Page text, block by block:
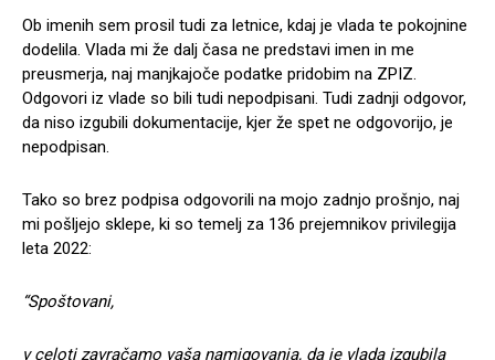
Ob imenih sem prosil tudi za letnice, kdaj je vlada te pokojnine
dodelila. Vlada mi že dalj časa ne predstavi imen in me
preusmerja, naj manjkajoče podatke pridobim na ZPIZ.
Odgovori iz vlade so bili tudi nepodpisani. Tudi zadnji odgovor,
da niso izgubili dokumentacije, kjer že spet ne odgovorijo, je
nepodpisan.
Tako so brez podpisa odgovorili na mojo zadnjo prošnjo, naj
mi pošljejo sklepe, ki so temelj za 136 prejemnikov privilegija
leta 2022:
“Spoštovani,
v celoti zavračamo vaša namigovanja, da je vlada izgubila